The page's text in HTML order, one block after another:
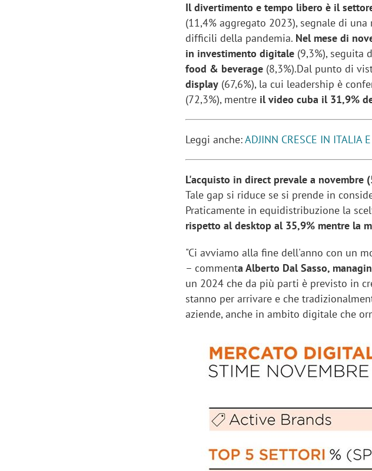
Il divertimento e tempo libero è il
(11,4% aggregato 2023), segnale di
difficili della pandemia. Nel mese di
in investimento digitale (9,3%), seguita
food & beverage (8,3%).Dal punto di
display (67,6%), la cui leadership è
(72,3%), mentre il video cuba il 31,9%
Leggi anche:ADJINN CRESCE IN ITALIA
L'acquisto in direct prevale a
Tale gap si riduce se si prende in
Praticamente in equidistribuzione la
rispetto al desktop al 35,9% mentre la
"Ci avviamo alla fine dell'anno con un
– commenta Alberto Dal Sasso,
un 2024 che da più parti è previsto in
stanno per arrivare e che
aziende, anche in ambito digitale che